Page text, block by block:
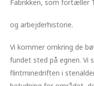
Fabrikken, som fortæller
og arbejderhistorie.
Vi kommer omkring de
fundet sted på egnen. Vi
flintminedriften i